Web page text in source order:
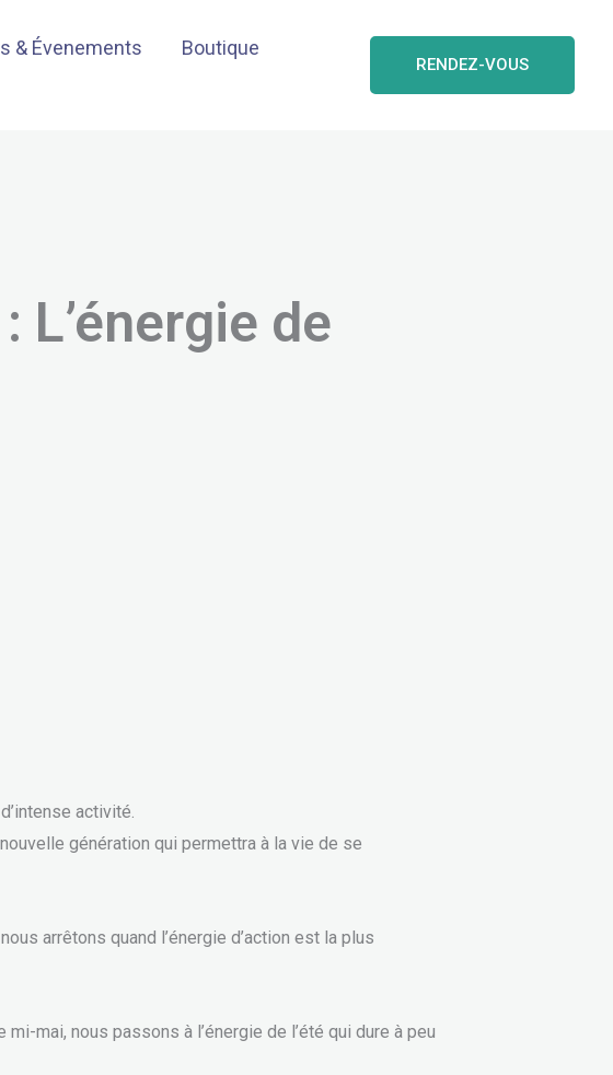
& Évenements
Boutique
RENDEZ-VOUS
L’énergie de
activité.
génération qui permettra à la vie de se
arrêtons quand l’énergie d’action est la plus
mai, nous passons à l’énergie de l’été qui dure à peu